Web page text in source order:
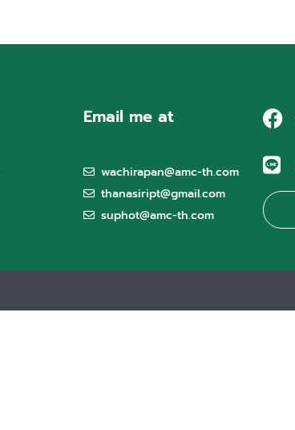
Email me at
wachirapan@amc-th.com
thanasiript@gmail.com
suphot@amc-th.com